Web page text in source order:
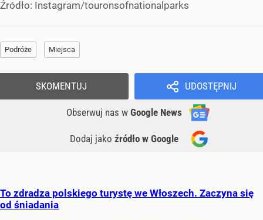
Źródło: Instagram/touronsofnationalparks
Podróże Miejsca
UDOSTĘPNIJ
Obserwuj nas w Google News
Dodaj jako źródło w Google
SKOMENTUJ
To zdradza polskiego turystę we Włoszech. Zaczyna się
od śniadania